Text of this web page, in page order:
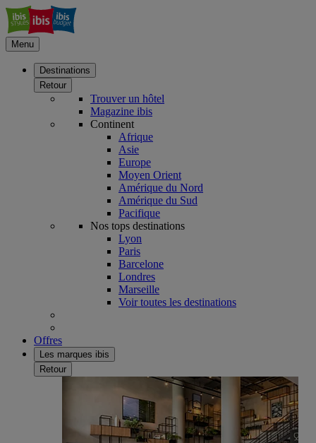
Menu
Destinations
Retour
Trouver un hôtel
Magazine ibis
Continent
Afrique
Asie
Europe
Moyen Orient
Amérique du Nord
Amérique du Sud
Pacifique
Nos tops destinations
Lyon
Paris
Barcelone
Londres
Marseille
Voir toutes les destinations
Offres
Les marques ibis
Retour